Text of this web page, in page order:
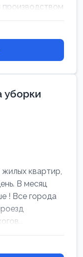
квартир,
В месяц
! Все города